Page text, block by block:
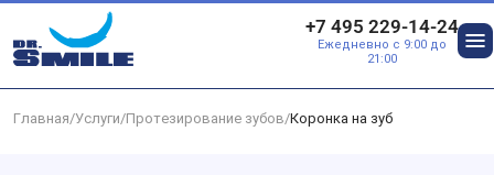
Перейти к основному контенту
+7 495 229-14-24
Ежедневно с 9:00 до
21:00
Главная/Услуги/Протезирование зубов/Коронка на зуб